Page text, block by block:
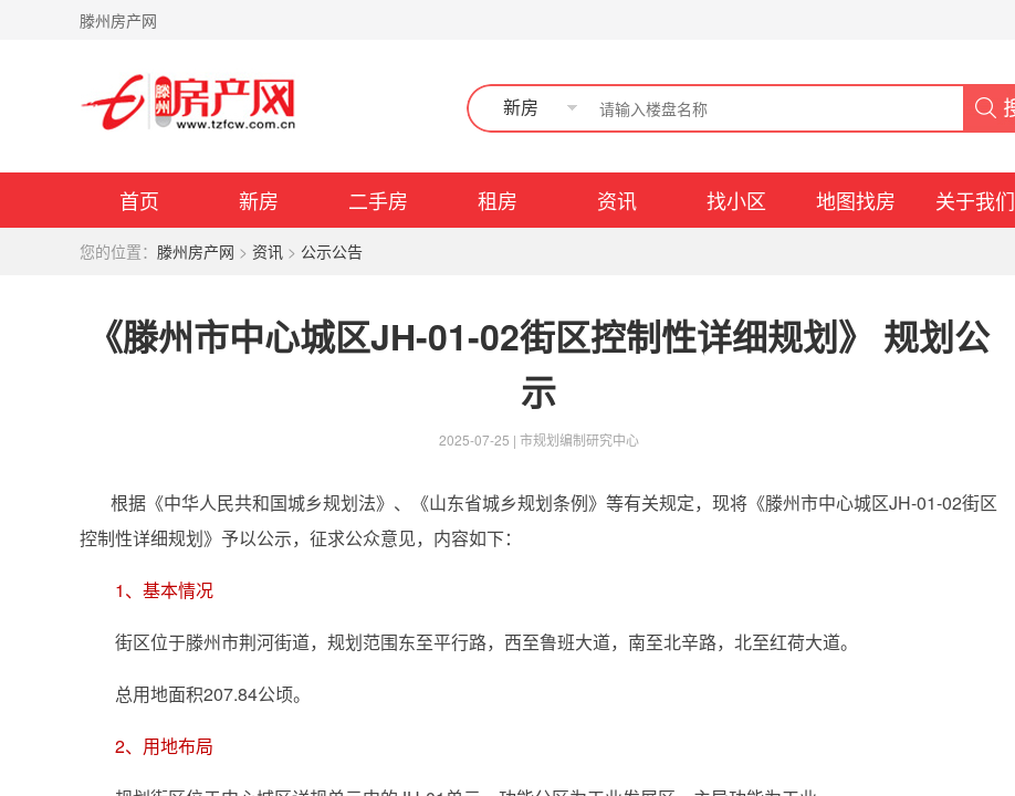
滕州房产网
新房
首页 新房 二手房 租房 资讯 找小区 地图找房 关于我们
您的位置： 滕州房产网 > 资讯 > 公示公告
《滕州市中心城区JH-01-02街区控制性详细规划》 规划公
示
2025-07-25 | 市规划编制研究中心
根据《中华人民共和国城乡规划法》、《山东省城乡规划条例》等有关规定，现将《滕州市中心城区JH-01-02街区
控制性详细规划》予以公示，征求公众意见，内容如下：
1、基本情况
街区位于滕州市荆河街道，规划范围东至平行路，西至鲁班大道，南至北辛路，北至红荷大道。
总用地面积207.84公顷。
2、用地布局